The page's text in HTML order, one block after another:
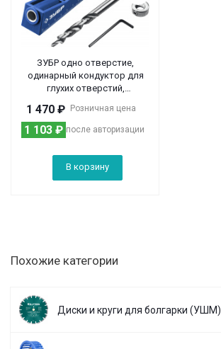
ЗУБР одно отверстие,
одинарный кондуктор для
глухих отверстий,
Розничная цена
1 470 ₽
после авторизации
1 103 ₽
В корзину
Похожие категории
Диски и круги для болгарки (УШМ)